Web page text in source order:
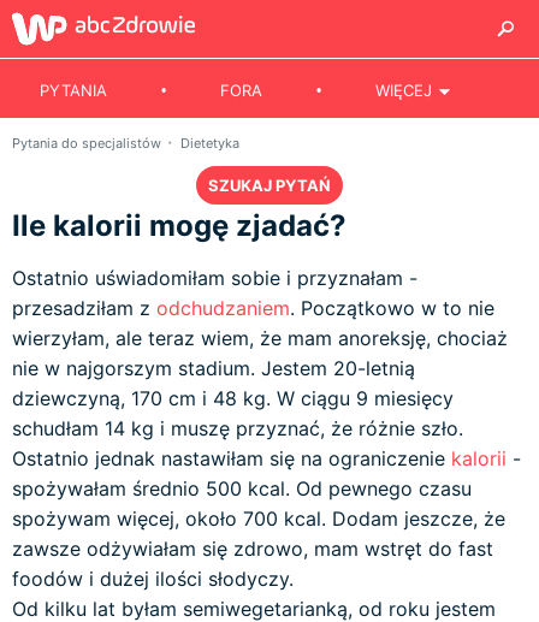
PYTANIA FORA WIĘCEJ
Pytania do specjalistów Dietetyka
SZUKAJ PYTAŃ
Ile kalorii mogę zjadać?
Ostatnio uświadomiłam sobie i przyznałam -
przesadziłam z odchudzaniem. Początkowo w to nie
wierzyłam, ale teraz wiem, że mam anoreksję, chociaż
nie w najgorszym stadium. Jestem 20-letnią
dziewczyną, 170 cm i 48 kg. W ciągu 9 miesięcy
schudłam 14 kg i muszę przyznać, że różnie szło.
Ostatnio jednak nastawiłam się na ograniczenie kalorii -
spożywałam średnio 500 kcal. Od pewnego czasu
spożywam więcej, około 700 kcal. Dodam jeszcze, że
zawsze odżywiałam się zdrowo, mam wstręt do fast
foodów i dużej ilości słodyczy.
Od kilku lat byłam semiwegetarianką, od roku jestem